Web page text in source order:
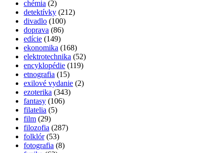
chémia (2)
detektívky (212)
divadlo (100)
doprava (86)
edície (149)
ekonomika (168)
elektrotechnika (52)
encyklopédie (119)
etnografia (15)
exilové vydanie (2)
ezoterika (343)
fantasy (106)
filatelia (5)
film (29)
filozofia (287)
folklór (53)
fotografia (8)